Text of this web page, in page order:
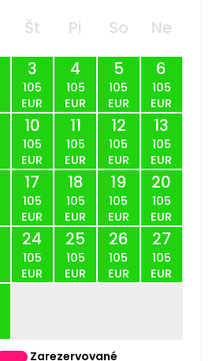
Št Pi So
Ne
3
105
EUR
4
105
EUR
5
105
EUR
6
105
EUR
10
105
EUR
11
105
EUR
12
105
EUR
13
105
EUR
17
105
EUR
18
105
EUR
19
105
EUR
20
105
EUR
24
105
EUR
25
105
EUR
26
105
EUR
27
105
EUR
Zarezervované